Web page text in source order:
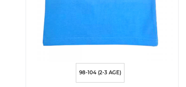
98-104 (2-3 AGE)